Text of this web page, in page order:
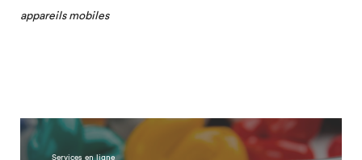
appareils mobiles
Services en ligne